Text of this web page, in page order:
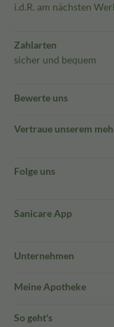
i.d.R. am nächsten
Zahlarten
sicher und bequem
Bewerte uns
Vertraue unserem
Folge uns
Sanicare App
Unternehmen
Meine Apotheke
So geht's